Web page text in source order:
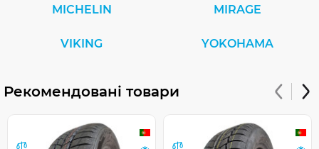
MICHELIN MIRAGE
VIKING YOKOHAMA
Рекомендовані товари